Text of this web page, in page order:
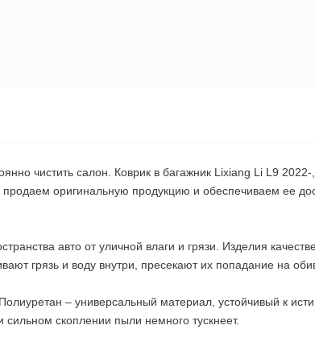
чистить салон. Коврик в багажник Lixiang Li L9 2022-
оригинальную продукцию и обеспечиваем ее
авто от уличной влаги и грязи. Изделия
грязь и воду внутри, пресекают их попадание на
– универсальный материал, устойчивый к
скоплении пыли немного тускнеет.